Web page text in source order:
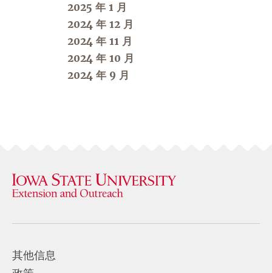
2025 年 1 月
2024 年 12 月
2024 年 11 月
2024 年 10 月
2024 年 9 月
其他信息